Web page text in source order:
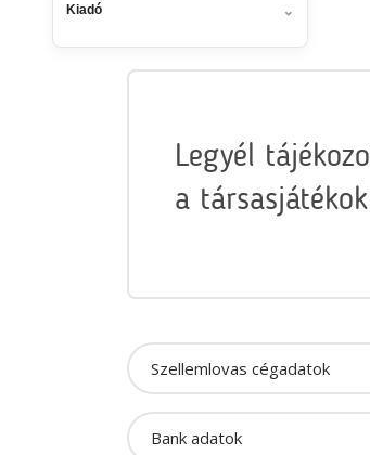
Kiadó
Legyél
a
Szellemlovas cégadatok
Bank adatok